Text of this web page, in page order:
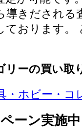
導きだされる
ております。
リーの買い取
・ホビー・コ
ーン実施